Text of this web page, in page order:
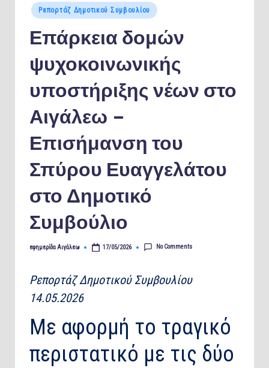
Posted
in
Ρεπορτάζ Δημοτικού Συμβουλίου
Επάρκεια δομών
ψυχοκοινωνικής
υποστήριξης νέων στο
Αιγάλεω –
Επισήμανση του
Σπύρου Ευαγγελάτου
στο Δημοτικό
Συμβούλιο
Posted
εφημερίδα Αιγάλεω 17/05/2026 No Comments
Ρεπορτάζ Δημοτικού Συμβουλίου
14.05.2026
Με αφορμή το τραγικό
περιστατικό με τις δύο